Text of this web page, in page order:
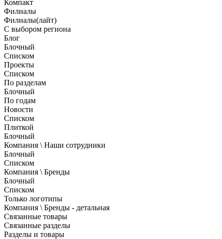
Компакт
Филиалы
Филиалы(лайт)
С выбором региона
Блог
Блочный
Списком
Проекты
Списком
По разделам
Блочный
По годам
Новости
Списком
Плиткой
Блочный
Компания \ Наши сотрудники
Блочный
Списком
Компания \ Бренды
Блочный
Списком
Только логотипы
Компания \ Бренды - детальная
Связанные товары
Связанные разделы
Разделы и товары